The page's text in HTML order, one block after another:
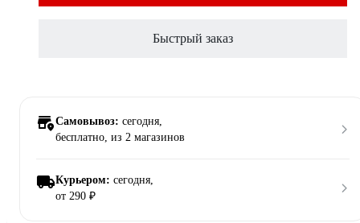
Быстрый заказ
Самовывоз: сегодня,
бесплатно, из 2 магазинов
Курьером: сегодня,
от 290 ₽